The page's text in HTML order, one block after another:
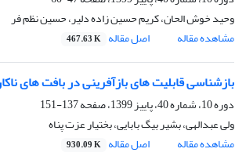
وحید خوش الحان، کریم حسین زاده دلیر، حسین نظم فر
مشاهده مقاله
اصل مقاله 467.63 K
بازشناسی قابلیت های بازآفرینی در بافت های
دوره 10، شماره 40، پاییز 1399، صفحه
137-151
ولی عبدالهی، بشیر بیگ بابایی، بختیار عزت پناه
مشاهده مقاله
اصل مقاله 930.09 K